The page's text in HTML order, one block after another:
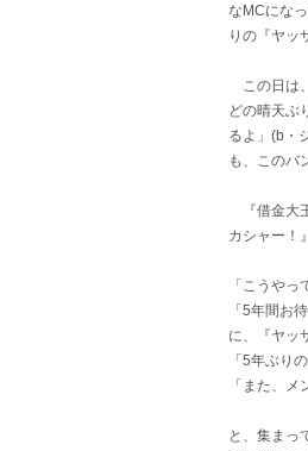
なMCにな
りの『ヤッ
この日は
どの晴天ぶ
るよ」(b・
も、このバ
『借金大
カシャー！
「こうや
「5年間お
に、『ヤッ
「5年ぶり
「また、
と、集まっ